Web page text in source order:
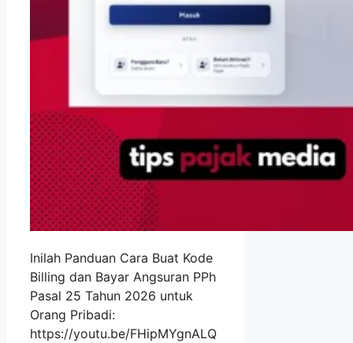
Inilah Panduan Cara Buat Kode
Billing dan Bayar Angsuran PPh
Pasal 25 Tahun 2026 untuk
Orang Pribadi:
https://youtu.be/FHipMYgnALQ